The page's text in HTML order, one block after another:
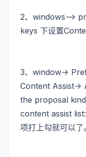
2、windows-->
keys 下设置
3、window->
Content Assist->
the proposal
content assist
项打上勾就可以了。